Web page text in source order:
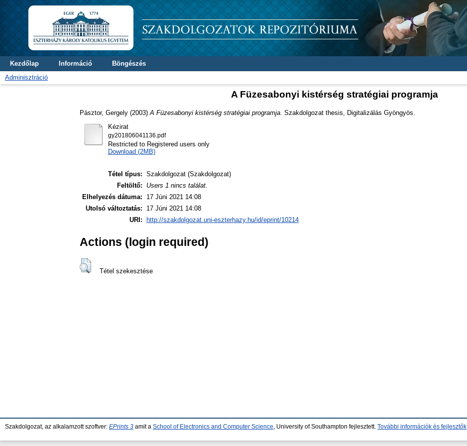
Kezdőlap Információ
Böngészés
Adminisztráció
A Füzesabonyi kistérség stratégiai programja
Pásztor, Gergely (2003) A Füzesabonyi kistérség stratégiai programja. Szakdolgozat thesis, Digitalizálás Gyöngyös.
Kézirat
gy201806041136.pdf
Restricted to Registered users only
Download (2MB)
Tétel típus: Szakdolgozat (Szakdolgozat)
Feltöltő:
Users 1 nincs találat.
Elhelyezés dátuma:
17 Júni 2021 14:08
Utolsó változtatás:
17 Júni 2021 14:08
URI:
http://szakdolgozat.uni-eszterhazy.hu/id/eprint/10214
Actions (login required)
Tétel szekesztése
Szakdolgozat, az alkalamzott szoftver: EPrints 3 amit a School of Electronics and Computer Science , University of Southampton fejlesztett. További információk és fejlesztők